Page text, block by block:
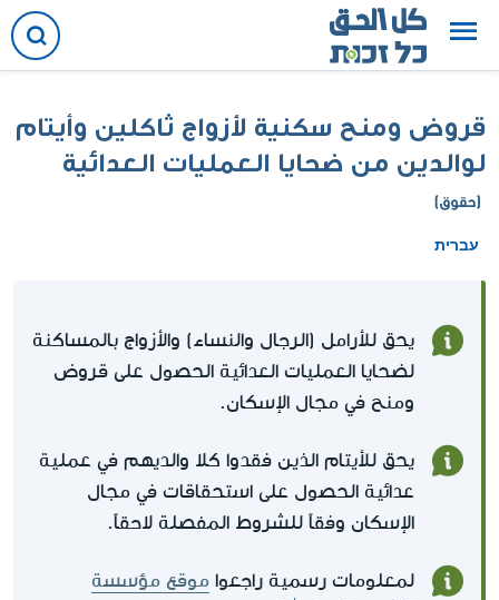
قروض ومنح سكنية لأزواج ثاكلين وأيتام
لوالدين من ضحايا العمليات العدائية
(حقوق)
עברית
يحق للأرامل (الرجال والنساء) والأزواج بالمساكنة
لضحايا العمليات العدائية الحصول على قروض
ومنح في مجال الإسكان.
يحق للأيتام الذين فقدوا كلا والديهم في عملية
عدائية الحصول على استحقاقات في مجال
الإسكان وفقاً للشروط المفصلة لاحقاً.
لمعلومات رسمية راجعوا موقع مؤسسة